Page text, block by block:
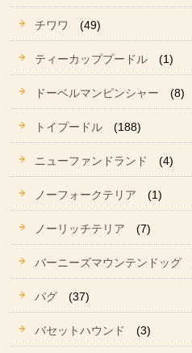
チワワ (49)
ティーカッププードル (1)
ドーベルマンピンシャー (8)
トイプードル (188)
ニューファンドランド (4)
ノーフォークテリア (1)
ノーリッチテリア (7)
バーニーズマウンテンドッグ
パグ (37)
バセットハウンド (3)